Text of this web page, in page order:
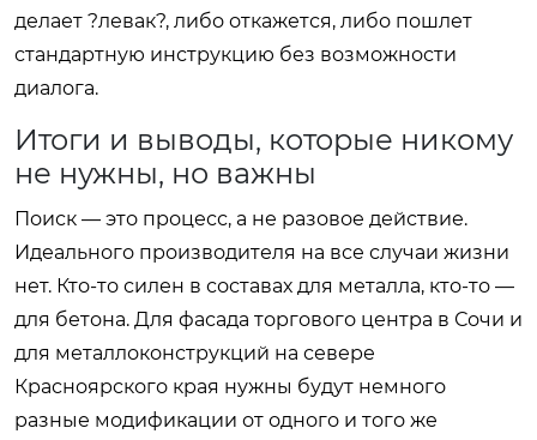
делает ?левак?, либо откажется, либо пошлет
стандартную инструкцию без возможности
диалога.
Итоги и выводы, которые никому
не нужны, но важны
Поиск — это процесс, а не разовое действие.
Идеального производителя на все случаи жизни
нет. Кто-то силен в составах для металла, кто-то —
для бетона. Для фасада торгового центра в Сочи и
для металлоконструкций на севере
Красноярского края нужны будут немного
разные модификации от одного и того же